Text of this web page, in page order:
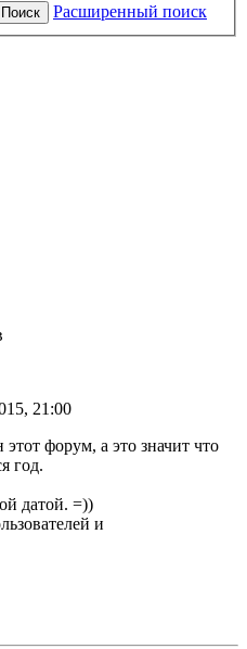
Поиск
Расширенный поиск
21:00
форум, а это значит что
год.
датой. =))
и